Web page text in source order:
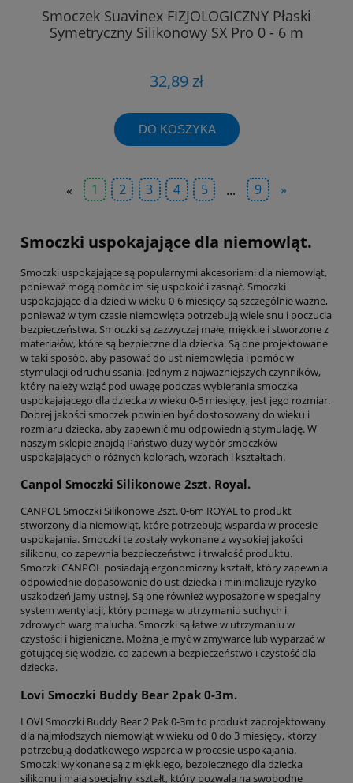
Smoczek Suavinex FIZJOLOGICZNY Płaski
Symetryczny Silikonowy SX Pro 0 - 6 m
32,89 zł
DO KOSZYKA
« 1 2 3 4 5 ... 9 »
Smoczki uspokajające dla niemowląt.
Smoczki uspokajające są popularnymi akcesoriami dla niemowląt,
ponieważ mogą pomóc im się uspokoić i zasnąć. Smoczki
uspokajające dla dzieci w wieku 0-6 miesięcy są szczególnie ważne,
ponieważ w tym czasie niemowlęta potrzebują wiele snu i poczucia
bezpieczeństwa. Smoczki są zazwyczaj małe, miękkie i stworzone z
materiałów, które są bezpieczne dla dziecka. Są one projektowane
w taki sposób, aby pasować do ust niemowlęcia i pomóc w
stymulacji odruchu ssania. Jednym z najważniejszych czynników,
który należy wziąć pod uwagę podczas wybierania smoczka
uspokajającego dla dziecka w wieku 0-6 miesięcy, jest jego rozmiar.
Dobrej jakości smoczek powinien być dostosowany do wieku i
rozmiaru dziecka, aby zapewnić mu odpowiednią stymulację. W
naszym sklepie znajdą Państwo duży wybór smoczków
uspokajających o różnych kolorach, wzorach i kształtach.
Canpol Smoczki Silikonowe 2szt. Royal.
CANPOL Smoczki Silikonowe 2szt. 0-6m ROYAL to produkt
stworzony dla niemowląt, które potrzebują wsparcia w procesie
uspokajania. Smoczki te zostały wykonane z wysokiej jakości
silikonu, co zapewnia bezpieczeństwo i trwałość produktu.
Smoczki CANPOL posiadają ergonomiczny kształt, który zapewnia
odpowiednie dopasowanie do ust dziecka i minimalizuje ryzyko
uszkodzeń jamy ustnej. Są one również wyposażone w specjalny
system wentylacji, który pomaga w utrzymaniu suchych i
zdrowych warg malucha. Smoczki są łatwe w utrzymaniu w
czystości i higieniczne. Można je myć w zmywarce lub wyparzać w
gotującej się wodzie, co zapewnia bezpieczeństwo i czystość dla
dziecka.
Lovi Smoczki Buddy Bear 2pak 0-3m.
LOVI Smoczki Buddy Bear 2 Pak 0-3m to produkt zaprojektowany
dla najmłodszych niemowląt w wieku od 0 do 3 miesięcy, którzy
potrzebują dodatkowego wsparcia w procesie uspokajania.
Smoczki wykonane są z miękkiego, bezpiecznego dla dziecka
silikonu i mają specjalny kształt, który pozwala na swobodne